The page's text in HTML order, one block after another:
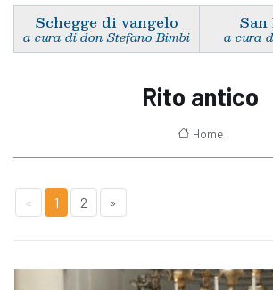
Schegge di vangelo
a cura di don Stefano Bimbi
San
a cura
Rito antico
Home
« 1 2 »